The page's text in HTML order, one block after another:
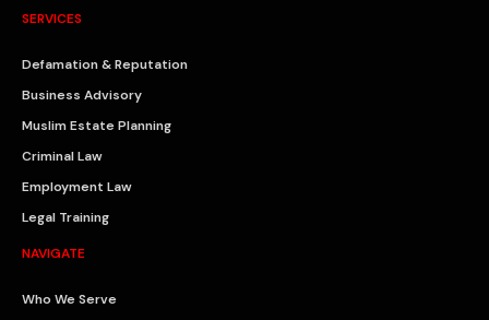
SERVICES
Defamation & Reputation
Business Advisory
Muslim Estate Planning
Criminal Law
Employment Law
Legal Training
NAVIGATE
Who We Serve